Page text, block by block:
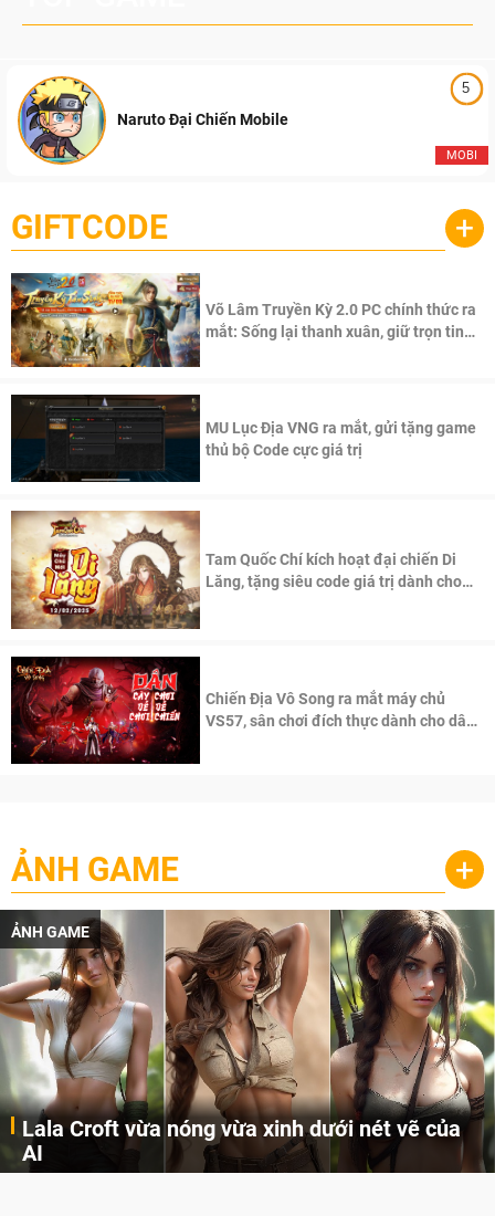
5
MOBI
Naruto Đại Chiến Mobile
GIFTCODE +
Võ Lâm Truyền Kỳ 2.0 PC chính thức ra
mắt: Sống lại thanh xuân, giữ trọn tinh
MU Lục Địa VNG ra mắt, gửi tặng game
thủ bộ Code cực giá trị
Tam Quốc Chí kích hoạt đại chiến Di
Lăng, tặng siêu code giá trị dành cho
Chiến Địa Vô Song ra mắt máy chủ
VS57, sân chơi đích thực dành cho dân
ẢNH GAME +
ẢNH GAME
Lala Croft vừa nóng vừa xinh dưới nét vẽ của
AI